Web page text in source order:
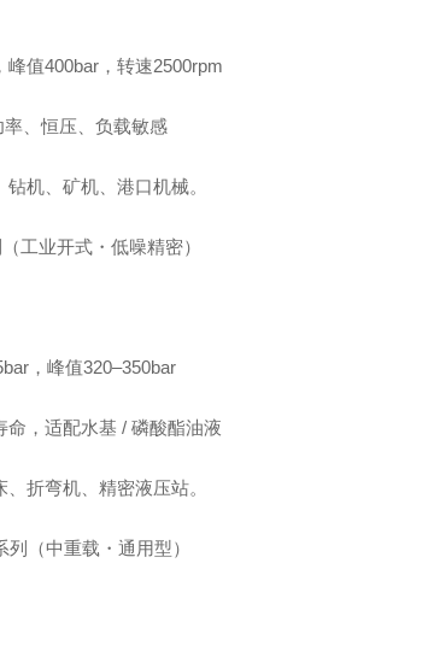
峰值400bar，转速2500rpm
、恒压、负载敏感
机、矿机、港口机械。
工业开式・低噪精密）
，峰值320–350bar
命，适配水基 / 磷酸酯油液
折弯机、精密液压站。
（中重载・通用型）